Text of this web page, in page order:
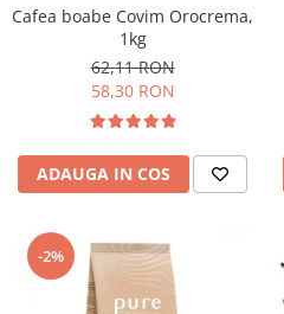
Curatare
Portafiltre
Tamper
Altele
Cafea boabe Covim Orocrema,
1kg
62,11 RON
58,30 RON
ADAUGA IN COS
-2%